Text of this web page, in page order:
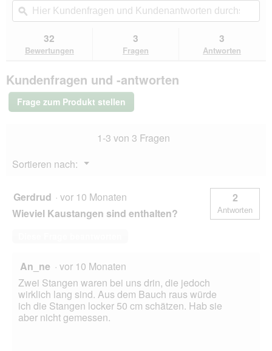
5
lesen
MultiFit
Rinderschlundstange
140g
navigierst
du
Kundenfragen
und
Kundenantworten
durchsuchen
ϙ
32
Bewertungen
3
Fragen
3
Antworten
Kundenfragen und -antworten
Frage zum Produkt stellen
1-3 von 3 Fragen
Sortieren nach:
▼
Menü
Gerdrud · vor 10 Monaten
Wieviel Kaustangen sind enthalten?
2
Antworten
An_ne · vor 10 Monaten
Zwei Stangen waren bei uns drin, die jedoch
wirklich lang sind. Aus dem Bauch raus würde
ich die Stangen locker 50 cm schätzen. Hab sie
aber nicht gemessen.